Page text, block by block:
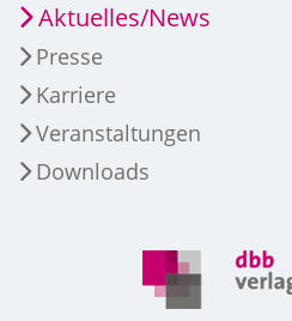
Aktuelles/News
Presse
Karriere
Veranstaltungen
Downloads